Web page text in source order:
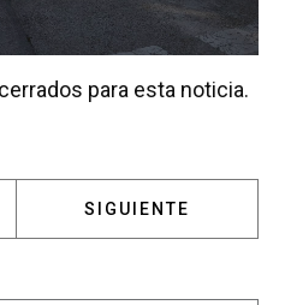
para esta noticia.
ALCALDESA
ARTÍCULO
SIGUIENTE